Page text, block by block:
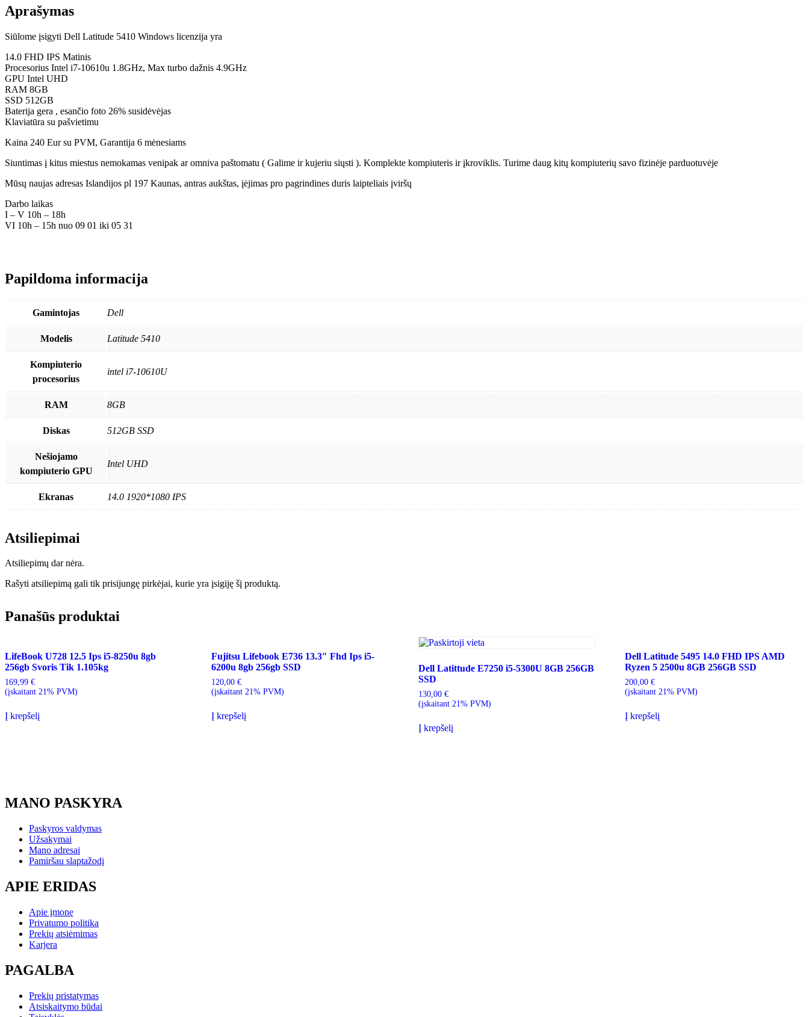
Aprašymas
Siūlome įsigyti Dell Latitude 5410 Windows licenzija yra
14.0 FHD IPS Matinis
Procesorius Intel i7-10610u 1.8GHz, Max turbo dažnis 4.9GHz
GPU Intel UHD
RAM 8GB
SSD 512GB
Baterija gera , esančio foto 26% susidėvėjas
Klaviatūra su pašvietimu
Kaina 240 Eur su PVM, Garantija 6 mėnesiams
Siuntimas į kitus miestus nemokamas venipak ar omniva paštomatu ( Galime ir kujeriu siųsti ). Komplekte kompiuteris ir įkroviklis. Turime daug kitų kompiuterių savo fizinėje parduotuvėje
Mūsų naujas adresas Islandijos pl 197 Kaunas, antras aukštas, įėjimas pro pagrindines duris laipteliais įviršų
Darbo laikas
I – V 10h – 18h
VI 10h – 15h nuo 09 01 iki 05 31
Papildoma informacija
Gamintojas Dell
Modelis Latitude 5410
Kompiuterio
procesorius
intel i7-10610U
RAM 8GB
Diskas 512GB SSD
Nešiojamo
kompiuterio GPU
Intel UHD
Ekranas 14.0 1920*1080 IPS
Atsiliepimai
Atsiliepimų dar nėra.
Rašyti atsiliepimą gali tik prisijungę pirkėjai, kurie yra įsigiję šį produktą.
Panašūs produktai
LifeBook U728 12.5 Ips i5-8250u 8gb
256gb Svoris Tik 1.105kg
169,99 €
(įskaitant 21% PVM)
Į krepšelį
Fujitsu Lifebook E736 13.3″ Fhd Ips i5-
6200u 8gb 256gb SSD
120,00€
(įskaitant 21% PVM)
Į krepšelį
Dell Latittude E7250 i5-5300U 8GB 256GB
SSD
130,00 €
(įskaitant 21% PVM)
Į krepšelį
Dell Latitude 5495 14.0 FHD IPS AMD
Ryzen 5 2500u 8GB 256GB SSD
200,00 €
(įskaitant 21% PVM)
Į krepšelį
MANO PASKYRA
Paskyros valdymas
Užsakymai
Mano adresai
Pamiršau slaptažodį
APIE ERIDAS
Apie įmonę
Privatumo politika
Prekių atsiėmimas
Karjera
PAGALBA
Prekių pristatymas
Atsiskaitymo būdai